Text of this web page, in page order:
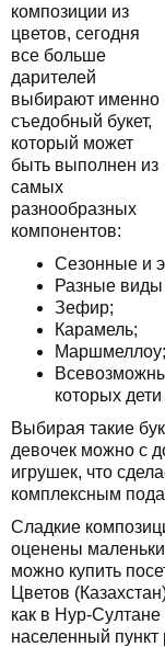
композиции из
цветов, сегодня
все больше
дарителей
выбирают именно
съедобный букет,
который может
быть выполнен из
самых
разнообразных
компонентов:
Сезонные и
Разные
Зефир;
Карамель;
Маршмеллоу;
которых
Выбирая такие
девочек можно с
игрушек, что
комплексным
Сладкие
оценены
можно купить
Цветов
как в Нур-
населенный пункт